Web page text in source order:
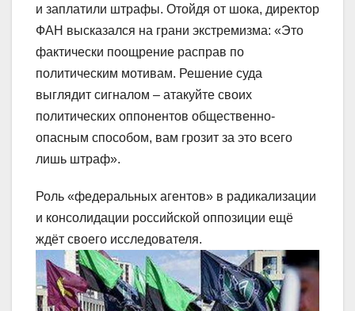
и заплатили штрафы. Отойдя от шока, директор
ФАН высказался на грани экстремизма: «Это
фактически поощрение расправ по
политическим мотивам. Решение суда
выглядит сигналом – атакуйте своих
политических оппонентов общественно-
опасным способом, вам грозит за это всего
лишь штраф».
Роль «федеральных агентов» в радикализации
и консолидации российской оппозиции ещё
ждёт своего исследователя.